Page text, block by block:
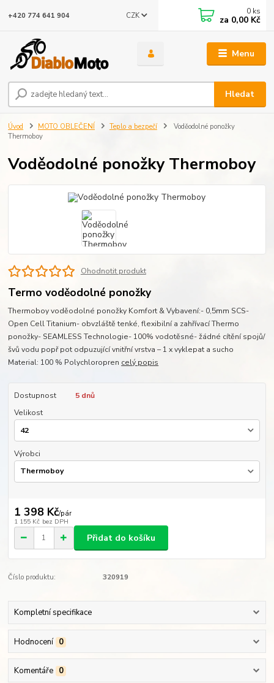
Menu
CZK
Hledat
+420 774 641 904 0 ks
za 0,00 Kč
Úvod MOTO OBLEČENÍ Teplo a bezpečí
Voděodolné ponožky
Thermoboy
Voděodolné ponožky Thermoboy
Ohodnotit produkt
Termo voděodolné ponožky
Thermoboy voděodolné ponožky Komfort & Vybavení:- 0,5mm SCS-
Open Cell Titanium- obvzláště tenké, flexibilní a zahřívací Thermo
ponožky- SEAMLESS Technologie- 100% vodotěsné- žádné cítění spojů/
švů vodu popř pot odpuzující vnitřní vrstva – 1 x vyklepat a sucho
Material: 100 % Polychloropren celý popis
Dostupnost
5 dnů
Velikost
Výrobci
1 398 Kč/pár
1 155 Kč bez DPH
Přidat do košíku
Číslo produktu: 320919
Kompletní specifikace
Hodnocení 0
Komentáře 0